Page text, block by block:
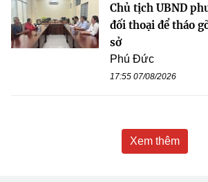
Chủ tịch UBND
đối thoại để tháo
sở
Phú Đức
17:55 07/08/2026
Xem thêm